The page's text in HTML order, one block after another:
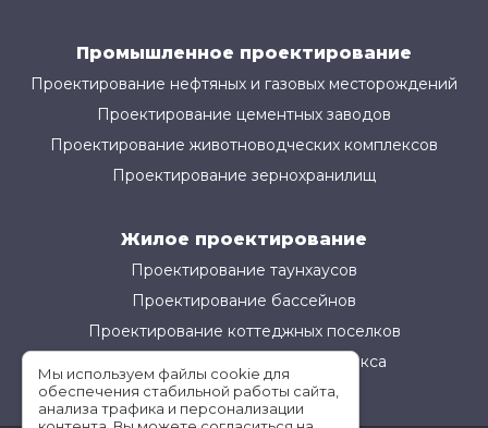
Промышленное проектирование
Проектирование нефтяных и газовых месторождений
Проектирование цементных заводов
Проектирование животноводческих комплексов
Проектирование зернохранилищ
Жилое проектирование
Проектирование таунхаусов
Проектирование бассейнов
Проектирование коттеджных поселков
Проектирование жилого комплекса
Мы используем файлы cookie для
обеспечения стабильной работы сайта,
анализа трафика и персонализации